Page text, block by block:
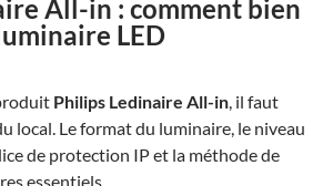
All-in : comment bien
LED
Philips Ledinaire All-in, il faut
local. Le format du luminaire, le niveau
de protection IP et la méthode de
essentiels.